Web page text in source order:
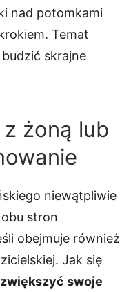
nad potomkami
Temat
skrajne
żoną lub
niewątpliwie
stron
obejmuje również
Jak się
swoje